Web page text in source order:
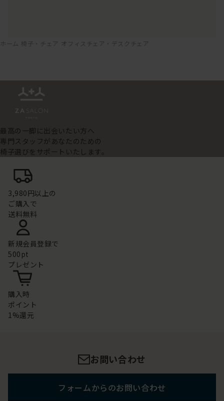
ホーム 椅子・チェア オフィスチェア・デスクチェア
最高の一脚に出会いたい方へ
専門スタッフがあなたのための
椅子選びをサポートいたします。
3,980円以上の
ご購入で
送料無料
新規会員登録で
500pt
プレゼント
購入時
ポイント
1%還元
お問い合わせ
フォームからのお問い合わせ